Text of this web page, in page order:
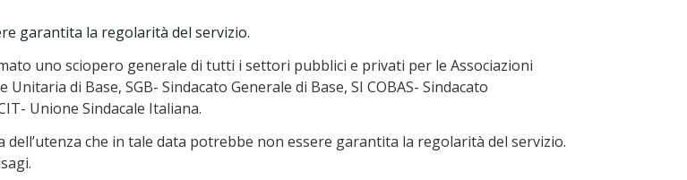
garantita la regolarità del servizio.
uno sciopero generale di tutti i settori pubblici e privati per le Associazioni
Unitaria di Base, SGB- Sindacato Generale di Base, SI COBAS- Sindacato
Unione Sindacale Italiana.
che in tale data potrebbe non essere garantita la regolarità del servizio.